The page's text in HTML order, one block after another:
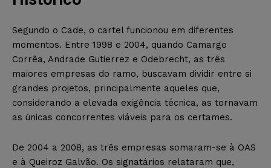
Segundo o Cade, o cartel funcionou em diferentes
momentos. Entre 1998 e 2004, quando Camargo
Corrêa, Andrade Gutierrez e Odebrecht, as três
maiores empresas do ramo, buscavam dividir entre si
grandes projetos, principalmente aqueles que,
considerando a elevada exigência técnica, as tornavam
as únicas concorrentes viáveis para os certames.
De 2004 a 2008, as três empresas somaram-se à OAS
e à Queiroz Galvão. Os signatários relataram que,